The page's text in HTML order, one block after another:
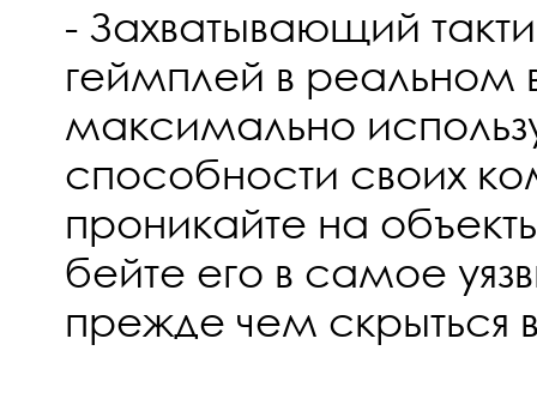
- Захватывающий
геймплей в реальном
максимально
способности своих
проникайте на
бейте его в самое
прежде чем скрыться